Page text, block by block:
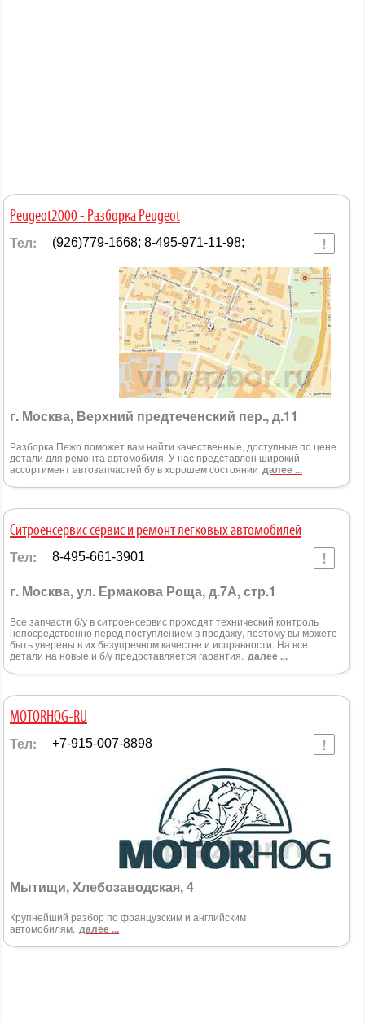
Peugeot2000 - Разборка Peugeot
Тел: (926)779-1668; 8-495-971-11-98;
г. Москва, Верхний предтеченский пер., д.11
Разборка Пежо поможет вам найти качественные, доступные по цене
детали для ремонта автомобиля. У нас представлен широкий
ассортимент автозапчастей бу в хорошем состоянии далее ...
Ситроенсервис сервис и ремонт легковых автомобилей
Тел: 8-495-661-3901
г. Москва, ул. Ермакова Роща, д.7А, стр.1
Все запчасти б/у в ситроенсервис проходят технический контроль
непосредственно перед поступлением в продажу, поэтому вы можете
быть уверены в их безупречном качестве и исправности. На все
детали на новые и б/у предоставляется гарантия. далее ...
MOTORHOG-RU
Тел: +7-915-007-8898
Мытищи, Хлебозаводская, 4
Крупнейший разбор по французским и английским
автомобилям. далее ...